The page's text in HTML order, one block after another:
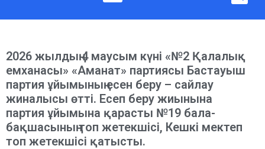
2026 жылдың 4 маусым күні «№2 Қалалық
емханасы» «Аманат» партиясы Бастауыш
партия ұйымының есен беру – сайлау
жиналысы өтті. Есеп беру жиынына
партия ұйымына қарасты №19 бала-
бақшасының топ жетекшісі, Кешкі мектеп
топ жетекшісі қатысты.